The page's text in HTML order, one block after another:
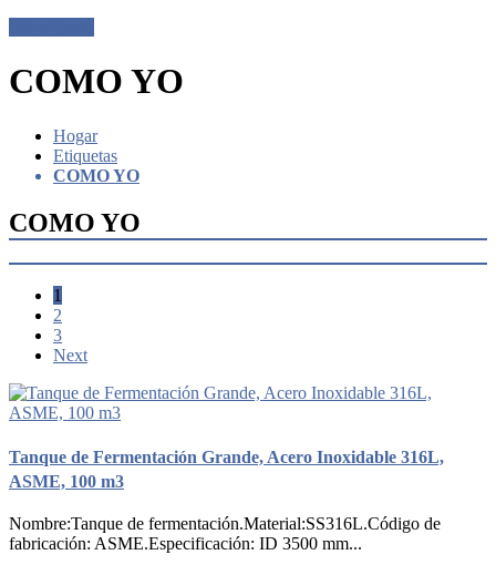
COMO YO
Hogar
Etiquetas
COMO YO
COMO YO
1
2
3
Next
Tanque de Fermentación Grande, Acero Inoxidable 316L,
ASME, 100 m3
Nombre:Tanque de fermentación.Material:SS316L.Código de
fabricación: ASME.Especificación: ID 3500 mm...